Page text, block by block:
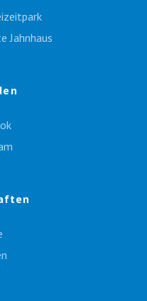
Jahnhaus